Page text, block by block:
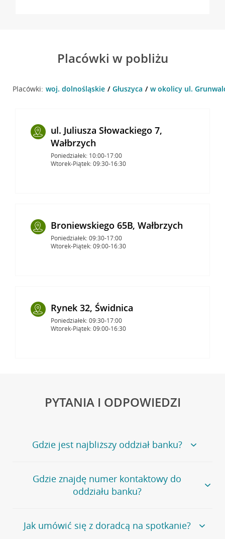
Placówki w pobliżu
Placówki: woj. dolnośląskie Głuszyca w okolicy ul.
ul. Juliusza Słowackiego 7,
Wałbrzych
Poniedziałek: 10:00-17:00
Wtorek-Piątek: 09:30-16:30
Broniewskiego 65B, Wałbrzych
Poniedziałek: 09:30-17:00
Wtorek-Piątek: 09:00-16:30
Rynek 32, Świdnica
Poniedziałek: 09:30-17:00
Wtorek-Piątek: 09:00-16:30
PYTANIA I ODPOWIEDZI
Gdzie jest najbliższy oddział banku?
Jeśli szukasz oddziału naszego banku, zapraszamy na
stronęPlacówki i bankomaty, na której znajduje się
wygodna wyszukiwarka.
oddziałów
Gdzie znajdę numer kontaktowy do
oddziału banku?
Bank Credit Agricole nie udostępnia ogólnego numeru
telefonu do placówki bankowej.
Jak umówić się z doradcą na spotkanie?